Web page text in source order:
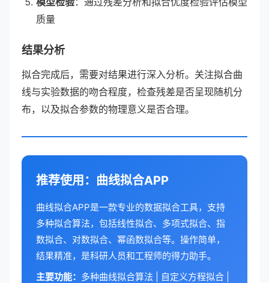
质量
结果分析
拟合完成后，需要对结果进行深入分析。关注拟合曲
线与实验数据的吻合程度，检查残差是否呈现随机分
布，以及拟合参数的物理意义是否合理。
推荐使用：曲线拟合APP
曲线拟合APP是一款专业的数据拟合工具，支持
多种拟合算法，包括线性拟合、多项式拟合、指
数拟合、对数拟合、幂函数拟合等。操作简单，
结果精准，是科研人员和工程师的得力助手。
主要功能： 多种曲线拟合算法 | 自定义方程拟合 |